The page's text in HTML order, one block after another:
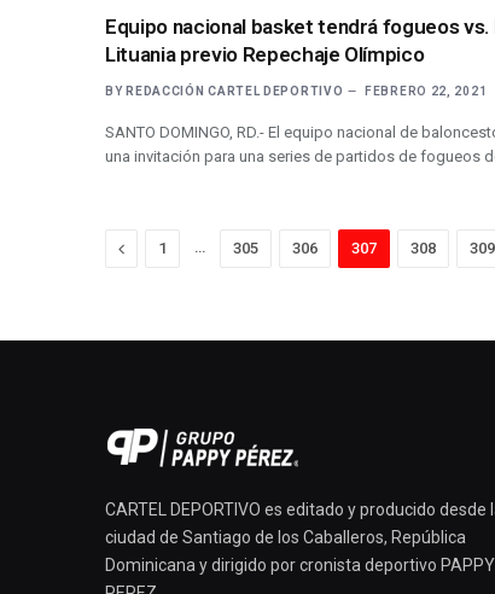
Equipo nacional basket tendrá fogueos vs.
Lituania previo Repechaje Olímpico
BY REDACCIÓN CARTEL DEPORTIVO FEBRERO 22, 2021
SANTO DOMINGO, RD.- El equipo nacional de
una invitación para una series de partidos de fogueos
Previous
1 … 305 306 307 308 309
CARTEL DEPORTIVO es editado y producido desde
ciudad de Santiago de los Caballeros, República
Dominicana y dirigido por cronista deportivo PAPPY